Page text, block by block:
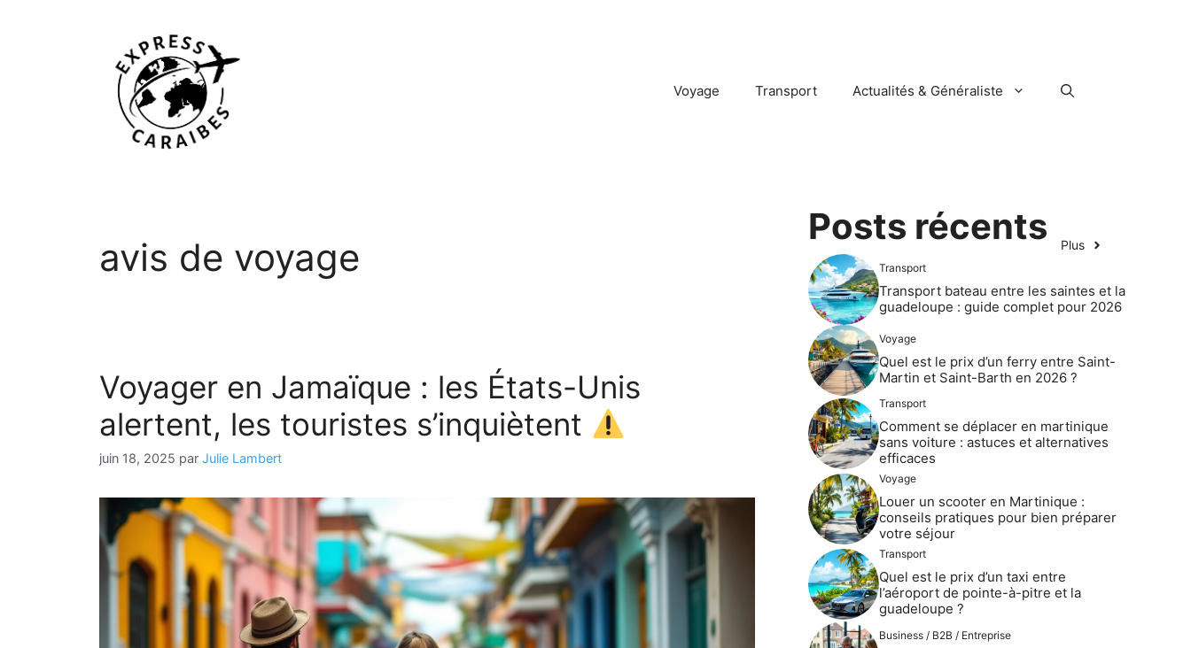
Voyage Transport Actualités & Généraliste
avis de voyage
Voyager en Jamaïque : les États-Unis
alertent, les touristes s’inquiètent
juin 18, 2025 par Julie Lambert
Posts récents Plus
Transport
Transport bateau entre les saintes et la
guadeloupe : guide complet pour 2026
Voyage
Quel est le prix d’un ferry entre Saint-
Martin et Saint-Barth en 2026 ?
Transport
Comment se déplacer en martinique
sans voiture : astuces et alternatives
efficaces
Voyage
Louer un scooter en Martinique :
conseils pratiques pour bien préparer
votre séjour
Transport
Quel est le prix d’un taxi entre
l’aéroport de pointe-à-pitre et la
guadeloupe ?
Business / B2B / Entreprise